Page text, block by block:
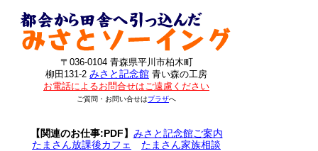
〒036-0104 青森県平川市柏木町
柳田131-2 みさと記念館 青い森の工房
お電話によるお問合せはご遠慮ください
ご質問・お問い合せはプラザへ
【関連のお仕事:PDF】 みさと記念館ご案内
たまさん放課後カフェ
たまさん家族相談